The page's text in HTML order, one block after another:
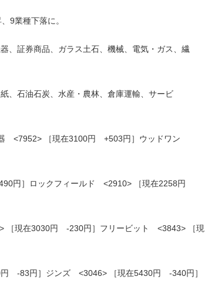
9業種下落に。
、証券商品、ガラス土石、機械、電気・ガス、繊
、石油石炭、水産・農林、倉庫運輸、サービ
<7952> ［現在3100円 +503円］ウッドワン
円］ロックフィールド <2910> ［現在2258円
［現在3030円 -230円］フリービット <3843> ［現
-83円］ジンズ <3046> ［現在5430円 -340円］